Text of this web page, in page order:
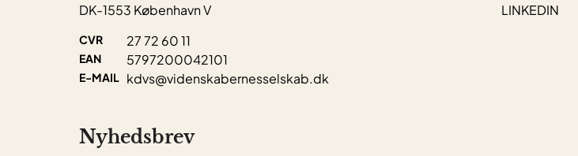
DK-1553 København V
CVR 27 72 60 11
EAN 5797200042101
E-MAIL kdvs@videnskabernesselskab.dk
Nyhedsbrev
LINKEDIN